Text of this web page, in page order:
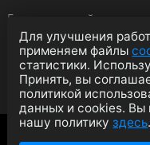
Гранитные мойки
Мойки из нержавейки
Смесители
Аксессуары
Политика
Для улучшения
применяем файлы
статистики.
Принять, вы
политикой
данных и cookies. Вы
нашу политикуздесь.